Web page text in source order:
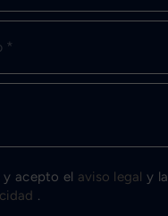
y acepto el aviso legal y la
.